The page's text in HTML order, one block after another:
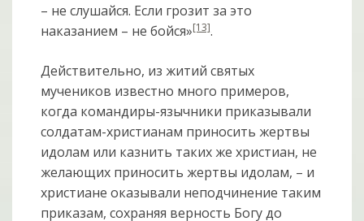
– не слушайся. Если грозит за это
наказанием – не бойся»[13].
Действительно, из житий святых
мучеников известно много примеров,
когда командиры-язычники приказывали
солдатам-христианам приносить жертвы
идолам или казнить таких же христиан, не
желающих приносить жертвы идолам, – и
христиане оказывали неподчинение таким
приказам, сохраняя верность Богу до